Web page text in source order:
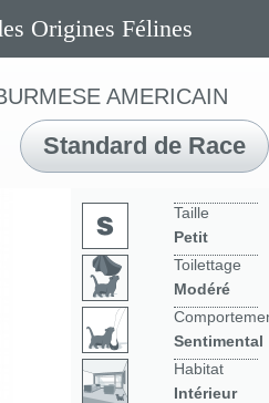
Origines Félines
AMERICAIN
Standard de Race
Taille
Petit
Toilettage
Modéré
Sentimental
Habitat
Intérieur